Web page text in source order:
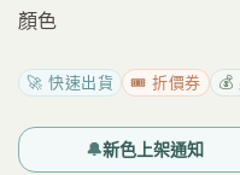
顏色
🚀 快速出貨 🎟️ 折價券 💰
🔔新色上架通知